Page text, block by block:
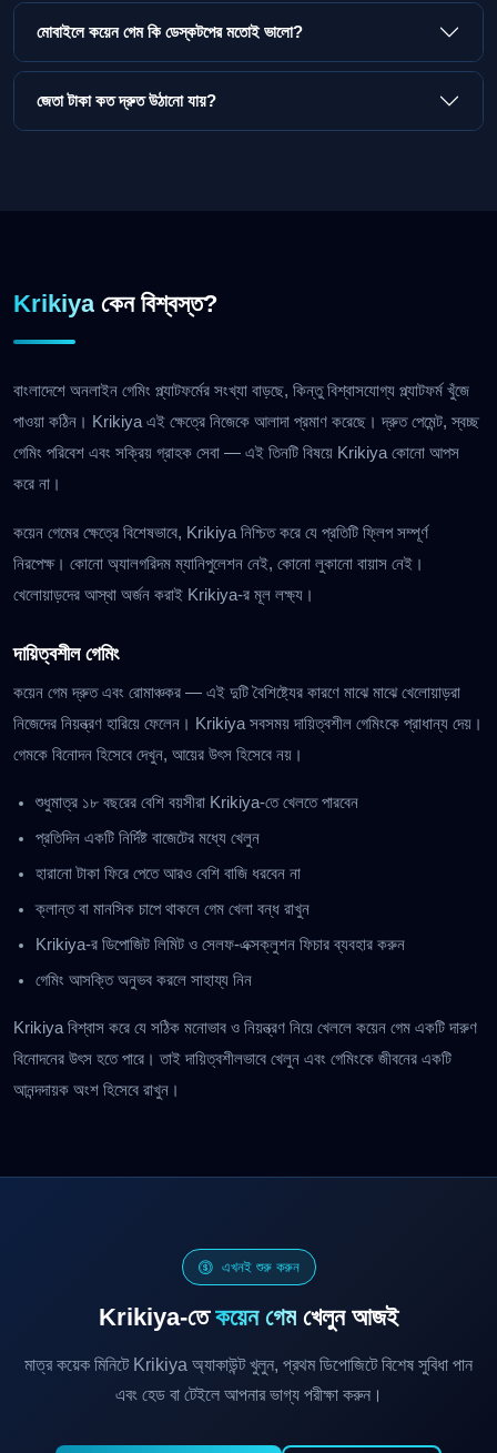
মোবাইলে কয়েন গেম কি ডেস্কটপের মতোই ভালো?
জেতা টাকা কত দ্রুত উঠানো যায়?
Krikiya কেন বিশ্বস্ত?
বাংলাদেশে অনলাইন গেমিং প্ল্যাটফর্মের সংখ্যা বাড়ছে, কিন্তু বিশ্বাসযোগ্য প্ল্যাটফর্ম খুঁজে
পাওয়া কঠিন। Krikiya এই ক্ষেত্রে নিজেকে আলাদা প্রমাণ করেছে। দ্রুত পেমেন্ট, স্বচ্ছ
গেমিং পরিবেশ এবং সক্রিয় গ্রাহক সেবা — এই তিনটি বিষয়ে Krikiya কোনো আপস
করে না।
কয়েন গেমের ক্ষেত্রে বিশেষভাবে, Krikiya নিশ্চিত করে যে প্রতিটি ফ্লিপ সম্পূর্ণ
নিরপেক্ষ। কোনো অ্যালগরিদম ম্যানিপুলেশন নেই, কোনো লুকানো বায়াস নেই।
খেলোয়াড়দের আস্থা অর্জন করাই Krikiya-র মূল লক্ষ্য।
দায়িত্বশীল গেমিং
কয়েন গেম দ্রুত এবং রোমাঞ্চকর — এই দুটি বৈশিষ্ট্যের কারণে মাঝে মাঝে খেলোয়াড়রা
নিজেদের নিয়ন্ত্রণ হারিয়ে ফেলেন। Krikiya সবসময় দায়িত্বশীল গেমিংকে প্রাধান্য দেয়।
গেমকে বিনোদন হিসেবে দেখুন, আয়ের উৎস হিসেবে নয়।
শুধুমাত্র ১৮ বছরের বেশি বয়সীরা Krikiya-তে খেলতে পারবেন
প্রতিদিন একটি নির্দিষ্ট বাজেটের মধ্যে খেলুন
হারানো টাকা ফিরে পেতে আরও বেশি বাজি ধরবেন না
ক্লান্ত বা মানসিক চাপে থাকলে গেম খেলা বন্ধ রাখুন
Krikiya-র ডিপোজিট লিমিট ও সেলফ-এক্সক্লুশন ফিচার ব্যবহার করুন
গেমিং আসক্তি অনুভব করলে সাহায্য নিন
Krikiya বিশ্বাস করে যে সঠিক মনোভাব ও নিয়ন্ত্রণ নিয়ে খেললে কয়েন গেম একটি দারুণ
বিনোদনের উৎস হতে পারে। তাই দায়িত্বশীলভাবে খেলুন এবং গেমিংকে জীবনের একটি
আনন্দদায়ক অংশ হিসেবে রাখুন।
এখনই শুরু করুন
Krikiya-তেকয়েন গেম খেলুন আজই
মাত্র কয়েক মিনিটে Krikiya অ্যাকাউন্ট খুলুন, প্রথম ডিপোজিটে বিশেষ সুবিধা পান
এবং হেড বা টেইলে আপনার ভাগ্য পরীক্ষা করুন।